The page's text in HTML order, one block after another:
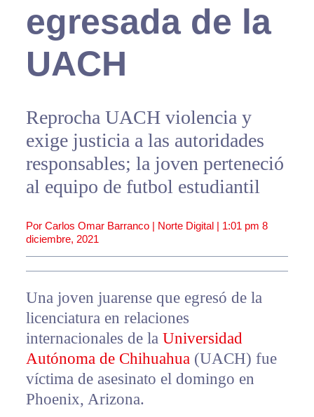
egresada de la
UACH
Reprocha UACH violencia y
exige justicia a las autoridades
responsables; la joven perteneció
al equipo de futbol estudiantil
Por Carlos Omar Barranco | Norte Digital | 1:01 pm 8
diciembre, 2021
Una joven juarense que egresó de la
licenciatura en relaciones
internacionales de la Universidad
Autónoma de Chihuahua (UACH) fue
víctima de asesinato el domingo en
Phoenix, Arizona.